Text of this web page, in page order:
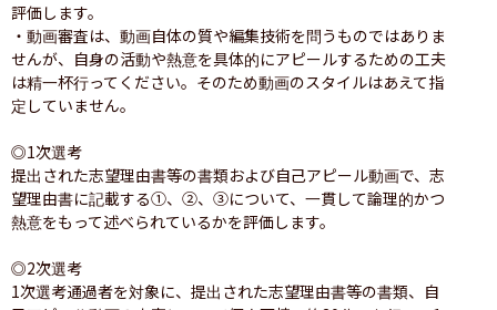
評価します。
・動画審査は、動画自体の質や編集技術を問うものではありま
せんが、自身の活動や熱意を具体的にアピールするための工夫
は精一杯行ってください。そのため動画のスタイルはあえて指
定していません。
◎1次選考
提出された志望理由書等の書類および自己アピール動画で、志
望理由書に記載する①、②、③について、一貫して論理的かつ
熱意をもって述べられているかを評価します。
◎2次選考
1次選考通過者を対象に、提出された志望理由書等の書類、自